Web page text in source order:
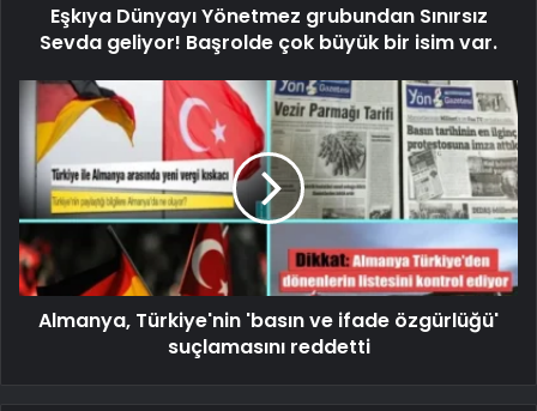
Eşkıya Dünyayı Yönetmez grubundan Sınırsız
Sevda geliyor! Başrolde çok büyük bir isim var.
Almanya, Türkiye'nin 'basın ve ifade özgürlüğü'
suçlamasını reddetti